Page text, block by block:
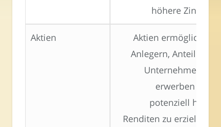
höhere Zinsen.
Aktien
Aktien ermöglichen
Anlegern, Anteile an
Unternehmen zu
erwerben und
potenziell hohe
Renditen zu erzielen –